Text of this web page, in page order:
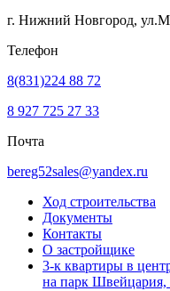
г. Нижний Новгород,
Телефон
8(831)224 88 72
8 927 725 27 33
Почта
bereg52sales@yandex.ru
Ход строительства
Документы
Контакты
О застройщике
3-к квартиры в
на парк Швейцария,